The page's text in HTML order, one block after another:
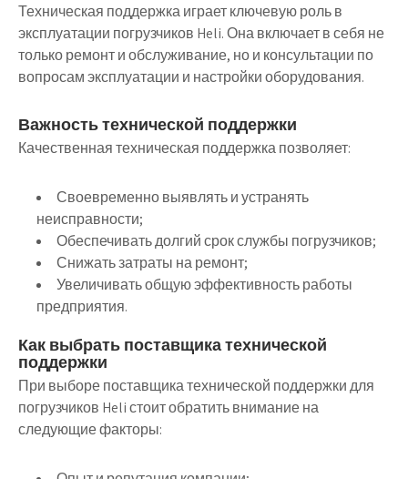
Техническая поддержка играет ключевую роль в
эксплуатации погрузчиков Heli. Она включает в себя не
только ремонт и обслуживание, но и консультации по
вопросам эксплуатации и настройки оборудования.
Важность технической поддержки
Качественная техническая поддержка позволяет:
Своевременно выявлять и устранять
неисправности;
Обеспечивать долгий срок службы погрузчиков;
Снижать затраты на ремонт;
Увеличивать общую эффективность работы
предприятия.
Как выбрать поставщика технической
поддержки
При выборе поставщика технической поддержки для
погрузчиков Heli стоит обратить внимание на
следующие факторы: